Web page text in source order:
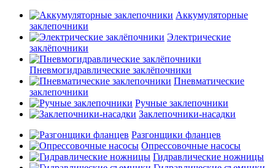
Аккумуляторные
заклепочники
Электрические
заклёпочники
Пневмогидравлические заклёпочники
Пневматические
заклепочники
Ручные заклепочники
Заклепочники-насадки
Разгонщики фланцев
Опрессовочные насосы
Гидравлические ножницы